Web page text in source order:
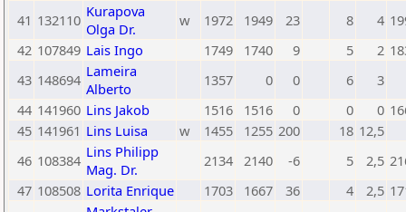
41 132110 Kurapova
Olga Dr.
w 1972 1949 23 8 4
42 107849 Lais Ingo 1749 1740 9 5 2
43 148694 Lameira
Alberto
1357 0 0 6
3
44 141960 Lins Jakob 1516 1516 0 0 0
45 141961 Lins Luisa w 1455 1255 200 18 12,5
46 108384 Lins Philipp
Mag. Dr.
2134 2140 -6 5 2,5
47 108508 Lorita Enrique 1703 1667 36 4 2,5